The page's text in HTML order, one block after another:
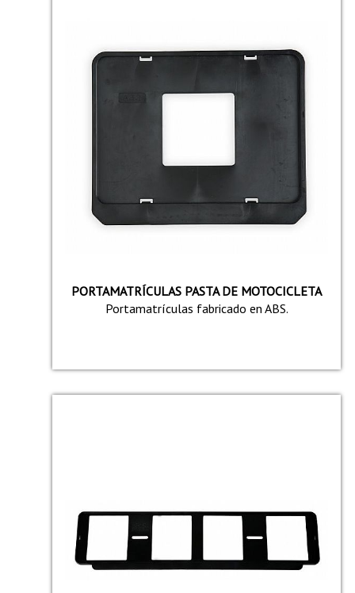
PORTAMATRÍCULAS PASTA DE MOTOCICLETA
Portamatrí­culas fabricado en ABS.